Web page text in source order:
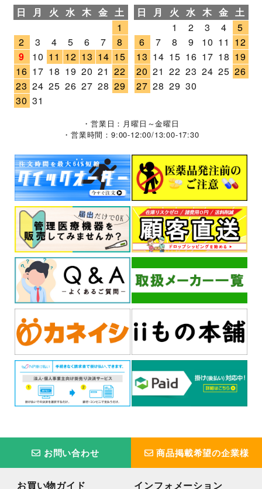
日
月 火 水 木 金 土
1
2
3 4 5 6 7
8
9
10 11 12 13 14 15
16 17 18 19 20 21 22
23 24 25 26 27 28 29
30 31
日
月 火 水 木 金 土
1
2 3 4
5
6
7 8 9 10 11 12
13 14 15 16 17 18 19
20 21 22 23 24 25 26
27 28 29 30
・営業日：月曜日～金曜日
・営業時間：9:00-12:00/13:00-17:30
お問い合わせ 商品掲載希望の企業様
お買い物ガイド インフォメーション